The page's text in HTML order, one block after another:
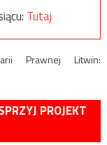
Tutaj
Prawnej Litwin:
PROJEKT